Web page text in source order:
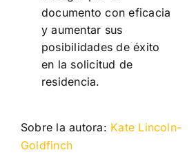
documento con eficacia
y aumentar sus
posibilidades de éxito
en la solicitud de
residencia.
Sobre la autora: Kate Lincoln-
Goldfinch